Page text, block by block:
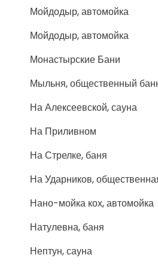
Мойдодыр, автомойка
Мойдодыр, автомойка
Монастырские Бани
Мыльня, общественный
На Алексеевской, сауна
На Приливном
На Стрелке, баня
На Ударников,
Нано-мойка кох, автомойка
Натулевна, баня
Нептун, сауна